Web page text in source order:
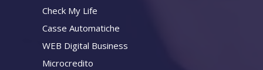
Check My Life
Casse Automatiche
WEB Digital Business
Microcredito